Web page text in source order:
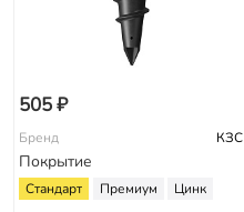
505 ₽
Бренд КЗС
Покрытие
Стандарт Премиум Цинк